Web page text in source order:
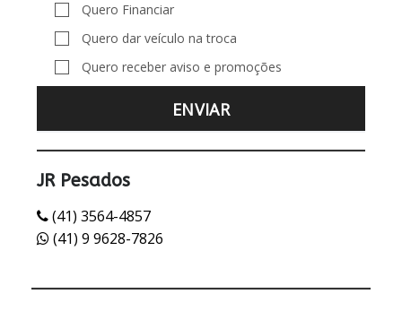
Quero Financiar
Quero dar veículo na troca
Quero receber aviso e promoções
JR Pesados
(41) 3564-4857
(41) 9 9628-7826